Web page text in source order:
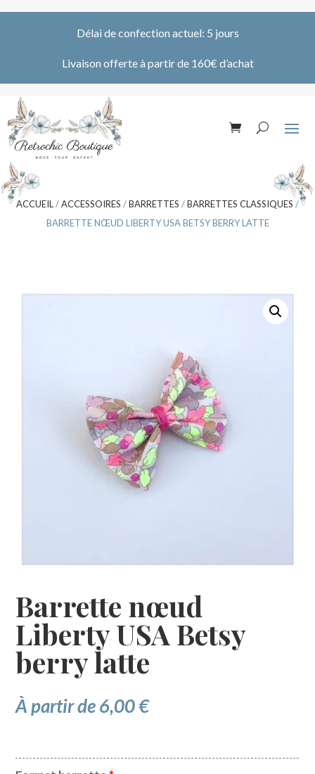
Délai de confection actuel: 5 jours
Livaison offerte à partir de 160€ d’achat
ACCUEIL /ACCESSOIRES /BARRETTES /BARRETTES CLASSIQUES /
BARRETTE NŒUD LIBERTY USA BETSY BERRY LATTE
Barrette nœud
Liberty USA Betsy
berry latte
À partir de6,00€